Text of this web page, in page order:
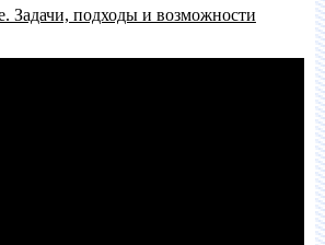
Задачи, подходы и возможности